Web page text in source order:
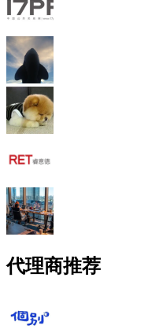
代理商推荐